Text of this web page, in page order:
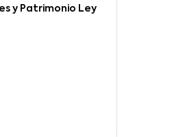
y Patrimonio Ley